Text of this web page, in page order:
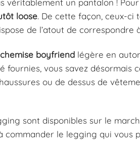
loose. De cette façon, ceux-ci
de l’atout de correspondre
chemise boyfriend légère en
vous savez désormais
ou de dessus de
sont disponibles sur le
commander le legging qui vous